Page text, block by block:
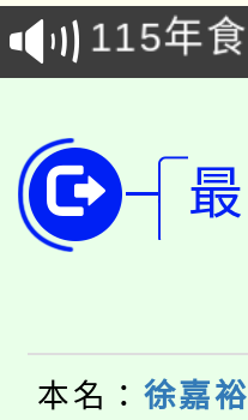
會
115年
程
學期銜
學籍身
版
淨零綠
公告本
桃園市
生本土
公告本
本名： 徐嘉裕